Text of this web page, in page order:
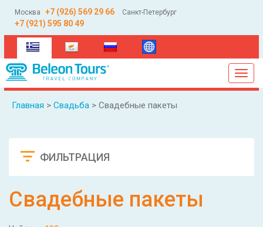
Москва +7 (926) 569 29 66 Санкт-Петербург
+7 (921) 595 80 49
(current)
Главная > Свадьба > Свадебные пакеты
ФИЛЬТРАЦИЯ
Свадебные пакеты